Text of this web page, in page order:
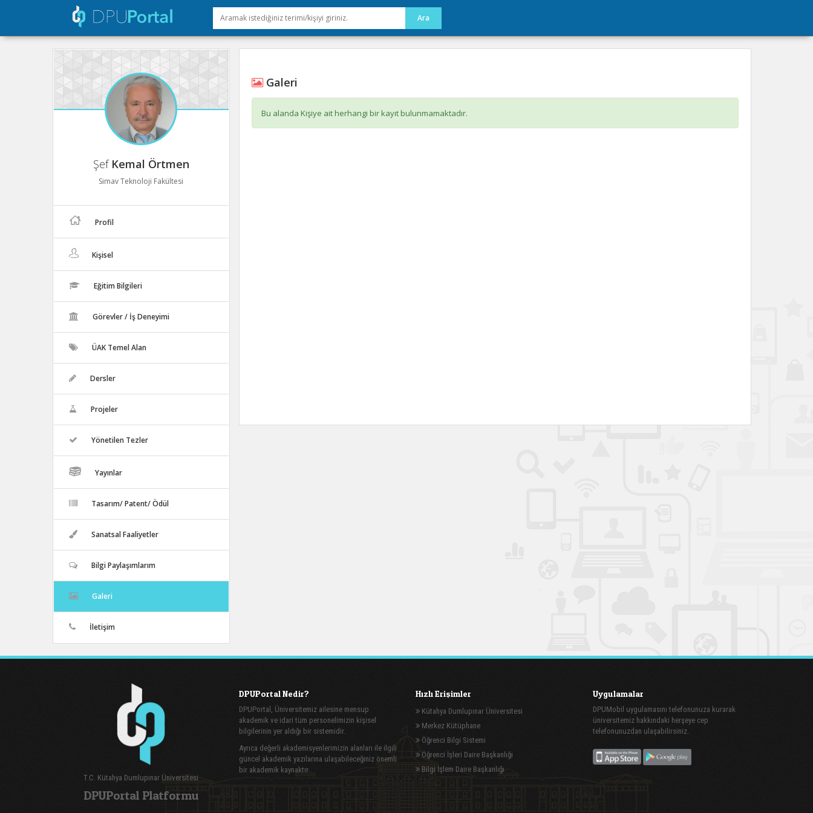
Şef Kemal Örtmen
Simav Teknoloji Fakültesi
Profil
Kişisel
Eğitim Bilgileri
Görevler / İş Deneyimi
ÜAK Temel Alan
Dersler
Projeler
Yönetilen Tezler
Yayınlar
Tasarım/ Patent/ Ödül
Sanatsal Faaliyetler
Bilgi Paylaşımlarım
Galeri
İletişim
Galeri
Bu alanda Kişiye ait herhangi bir kayıt bulunmamaktadır.
T.C. Kütahya Dumlupınar Üniversitesi
DPUPortal Platformu
DPUPortal Nedir?
DPUPortal, Üniversitemiz ailesine mensup
akademik ve idari tüm personelimizin kişisel
bilgilerinin yer aldığı bir sistemidir.
Ayrıca değerli akademisyenlerimizin alanları ile ilgili
güncel akademik yazılarına ulaşabileceğiniz önemli
bir akademik kaynaktır.
Hızlı Erişimler
Kütahya Dumlupınar Üniversitesi
Merkez Kütüphane
Öğrenci Bilgi Sistemi
Öğrenci İşleri Daire Başkanlığı
Bilgi İşlem Daire Başkanlığı
Uygulamalar
DPUMobil uygulamasını telefonunuza kurarak
üniversitemiz hakkındaki herşeye cep
telefonunuzdan ulaşabilirsiniz.